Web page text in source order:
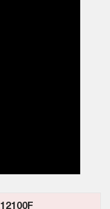
12100F